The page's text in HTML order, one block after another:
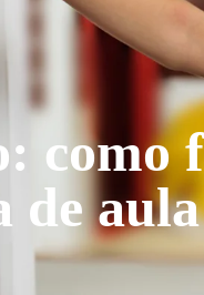
como
de aula